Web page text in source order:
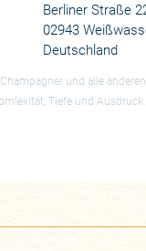
Berliner Straße
02943
Deutschland
und alle
Tiefe und Ausdruck.